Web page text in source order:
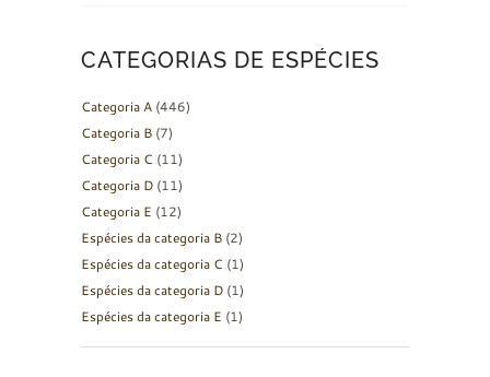
CATEGORIAS DE ESPÉCIES
Categoria A (446)
Categoria B (7)
Categoria C (11)
Categoria D (11)
Categoria E (12)
Espécies da categoria B (2)
Espécies da categoria C (1)
Espécies da categoria D (1)
Espécies da categoria E (1)